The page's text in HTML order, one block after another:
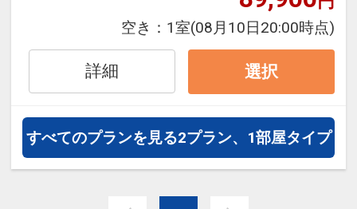
・アイテムえひめまで車で15分
・道後温泉、県民文化会館まで車で
15分、路面電車で20分
レジャー、ビジネスの拠点に最適で
す！
空き： 1室(08月10日20:00時点)
詳細 選択
すべてのプランを見る2プラン、1部屋タイプ